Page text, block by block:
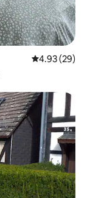
レビュー29
4.93 (29)